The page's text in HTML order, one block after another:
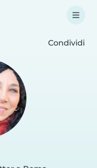
Condividi